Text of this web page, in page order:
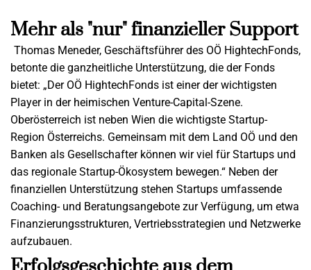
Mehr als "nur" finanzieller Support
Thomas Meneder, Geschäftsführer des OÖ HightechFonds,
betonte die ganzheitliche Unterstützung, die der Fonds
bietet: „Der OÖ HightechFonds ist einer der wichtigsten
Player in der heimischen Venture-Capital-Szene.
Oberösterreich ist neben Wien die wichtigste Startup-
Region Österreichs. Gemeinsam mit dem Land OÖ und den
Banken als Gesellschafter können wir viel für Startups und
das regionale Startup-Ökosystem bewegen.“ Neben der
finanziellen Unterstützung stehen Startups umfassende
Coaching- und Beratungsangebote zur Verfügung, um etwa
Finanzierungsstrukturen, Vertriebsstrategien und Netzwerke
aufzubauen.